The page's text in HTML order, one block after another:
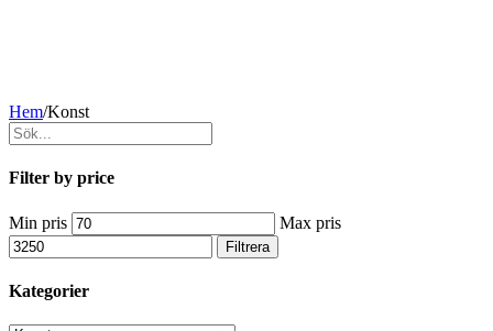
Hem/Konst
Filter by price
Min pris Max pris
Filtrera
Kategorier